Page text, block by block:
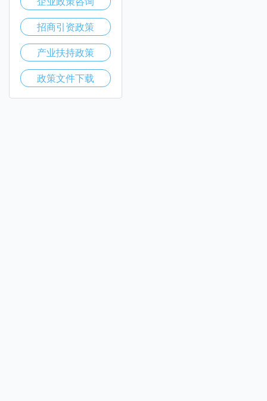
招商引资政策
产业扶持政策
政策文件下载